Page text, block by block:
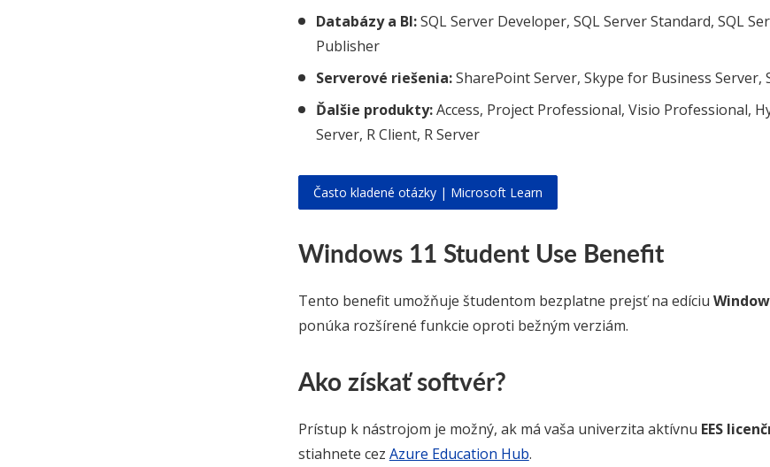
Databázy a BI:SQL Server Developer, SQL Server Standard, SQL
Publisher
Serverové riešenia:SharePoint Server, Skype for Business Server,
Ďalšie produkty:Access, Project Professional, Visio Professional,
Server, R Client, R Server
Často kladené otázky | Microsoft Learn
Windows 11 Student Use Benefit
Tento benefit umožňuje študentom bezplatne prejsť na edíciu
ponúka rozšírené funkcie oproti bežným verziám.
Ako získať softvér?
Prístup k nástrojom je možný, ak má vaša univerzita aktívnu EES
stiahnete cez Azure Education Hub.